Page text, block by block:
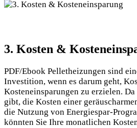
3. Kosten &
PDF/Ebook Pelletheizungen sind
Investition, wenn es darum geht,
Kosteneinsparungen zu erzielen.
gibt, die Kosten einer
die Nutzung von Energiespar-
könnten Sie Ihre monatlichen